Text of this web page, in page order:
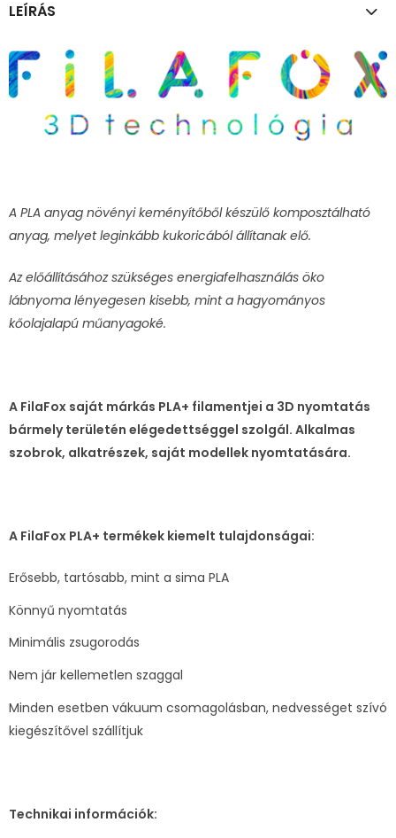
LEÍRÁS
A PLA anyag növényi keményítőből készülő komposztálható
anyag, melyet leginkább kukoricából állítanak elő.
Az előállításához szükséges energiafelhasználás öko
lábnyoma lényegesen kisebb, mint a hagyományos
kőolajalapú műanyagoké.
A FilaFox saját márkás PLA+ filamentjei a 3D nyomtatás
bármely területén elégedettséggel szolgál. Alkalmas
szobrok, alkatrészek, saját modellek nyomtatására.
A FilaFox PLA+ termékek kiemelt tulajdonságai:
Erősebb, tartósabb, mint a sima PLA
Könnyű nyomtatás
Minimális zsugorodás
Nem jár kellemetlen szaggal
Minden esetben vákuum csomagolásban, nedvességet szívó
kiegészítővel szállítjuk
Technikai információk: